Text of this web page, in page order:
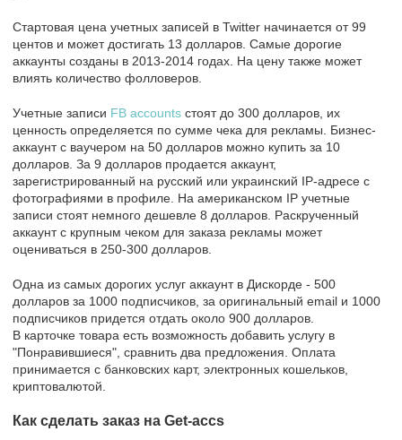
Стартовая цена учетных записей в Twitter начинается от 99
центов и может достигать 13 долларов. Самые дорогие
аккаунты созданы в 2013-2014 годах. На цену также может
влиять количество фолловеров.
Учетные записи FB accounts стоят до 300 долларов, их
ценность определяется по сумме чека для рекламы. Бизнес-
аккаунт с ваучером на 50 долларов можно купить за 10
долларов. За 9 долларов продается аккаунт,
зарегистрированный на русский или украинский IP-адресе с
фотографиями в профиле. На американском IP учетные
записи стоят немного дешевле 8 долларов. Раскрученный
аккаунт с крупным чеком для заказа рекламы может
оцениваться в 250-300 долларов.
Одна из самых дорогих услуг аккаунт в Дискорде - 500
долларов за 1000 подписчиков, за оригинальный email и 1000
подписчиков придется отдать около 900 долларов.
В карточке товара есть возможность добавить услугу в
"Понравившиеся", сравнить два предложения. Оплата
принимается с банковских карт, электронных кошельков,
криптовалютой.
Как сделать заказ на Get-accs